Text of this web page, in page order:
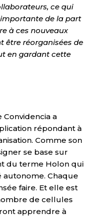
ce qui
de la part
à ces nouveaux
être réorganisées de
en gardant cette
Convidencia a
répondant à
Comme son
se base sur
du terme Holon qui
Chaque
faire. Et elle est
de cellules
apprendre à